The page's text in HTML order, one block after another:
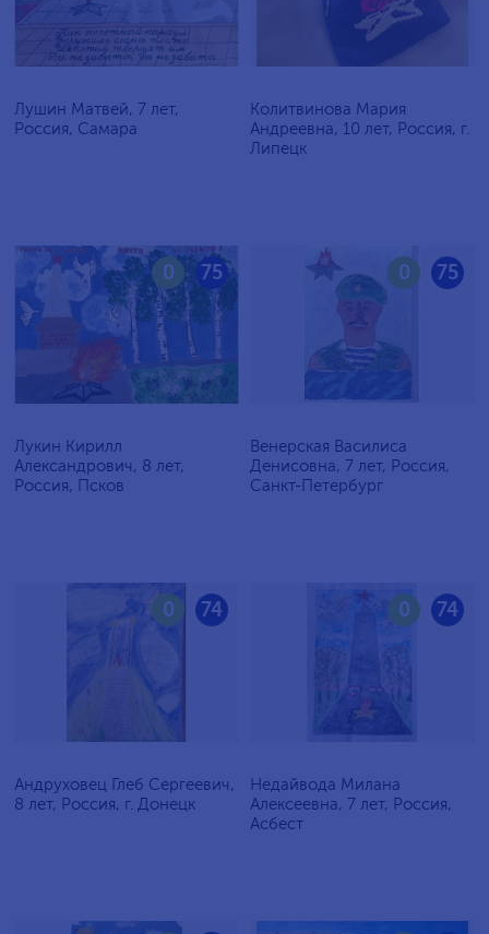
Лушин Матвей, 7 лет,
Россия, Самара
Колитвинова Мария
Андреевна, 10 лет, Россия, г.
Липецк
75
0
Лукин Кирилл
Александрович, 8 лет,
Россия, Псков
75
0
Венерская Василиса
Денисовна, 7 лет, Россия,
Санкт-Петербург
74
0
Андруховец Глеб Сергеевич,
8 лет, Россия, г. Донецк
74
0
Недайвода Милана
Алексеевна, 7 лет, Россия,
Асбест